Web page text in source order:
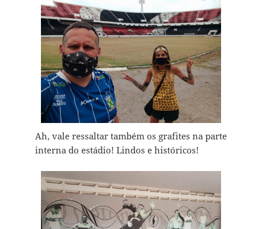
Ah, vale ressaltar também os grafites na parte
interna do estádio! Lindos e históricos!